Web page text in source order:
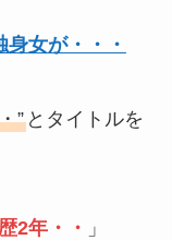
女が・・・
”とタイトルを
2年・・ 」